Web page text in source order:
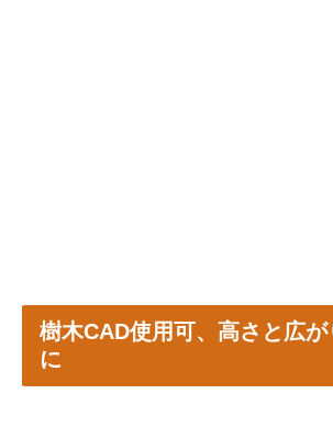
樹木CAD使用可、高さと広
に